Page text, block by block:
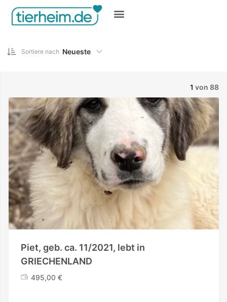
Sortiere nach Neueste
1 von 88
495,00 €
Piet, geb. ca. 11/2021, lebt in
GRIECHENLAND